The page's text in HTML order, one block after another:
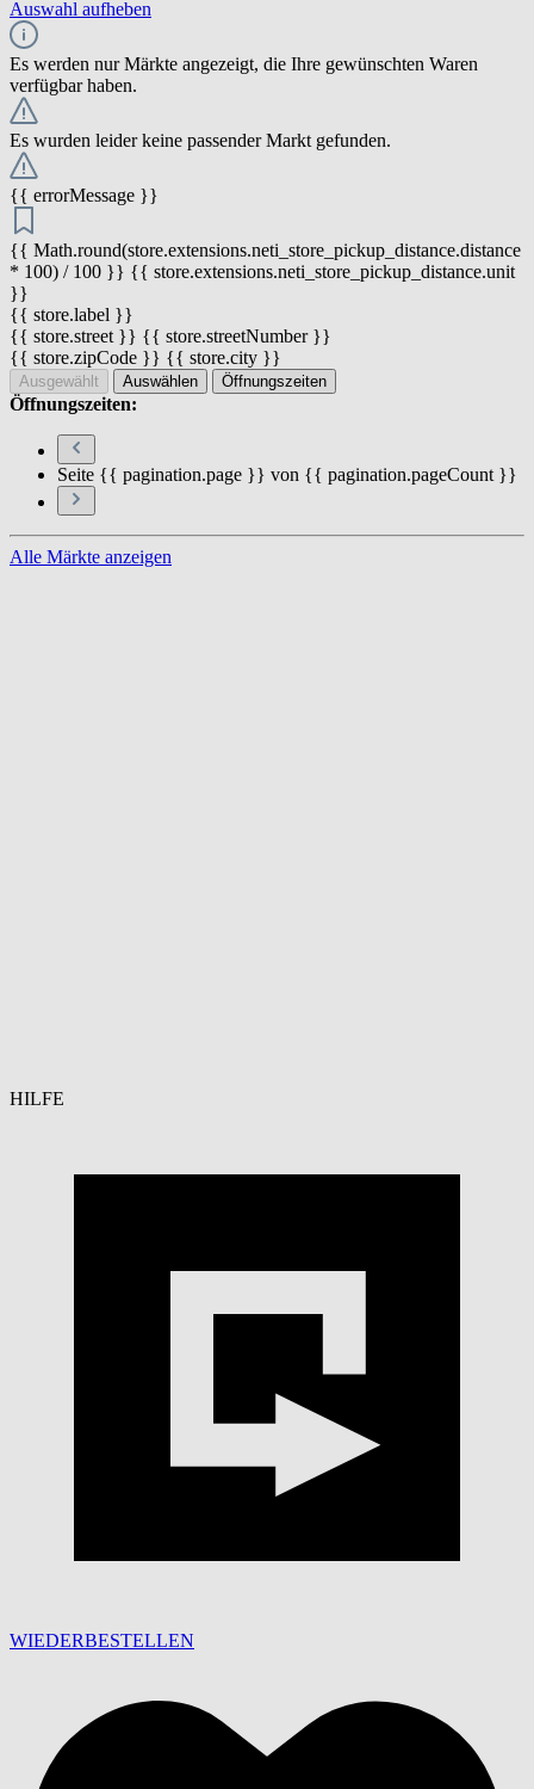
Auswahl aufheben
Es werden nur Märkte angezeigt, die Ihre gewünschten Waren
verfügbar haben.
Es wurden leider keine passender Markt gefunden.
{{ errorMessage }}
{{ Math.round(store.extensions.neti_store_pickup_distance.distance
* 100) / 100 }} {{ store.extensions.neti_store_pickup_distance.unit
}}
{{ store.label }}
{{ store.street }} {{ store.streetNumber }}
{{ store.zipCode }} {{ store.city }}
Ausgewählt Auswählen Öffnungszeiten
Öffnungszeiten:
Seite {{ pagination.page }} von {{ pagination.pageCount }}
Alle Märkte anzeigen
HILFE
WIEDERBESTELLEN